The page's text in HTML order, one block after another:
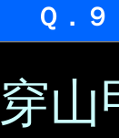
Ｑ．９
穿山